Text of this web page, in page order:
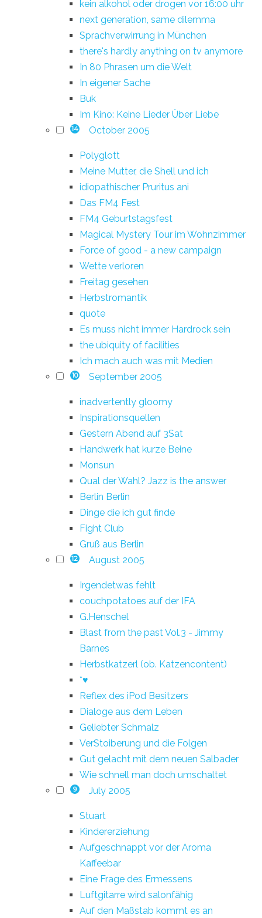
kein alkohol oder drogen vor 16:00 uhr
next generation, same dilemma
Sprachverwirrung in München
there's hardly anything on tv anymore
In 80 Phrasen um die Welt
In eigener Sache
Buk
Im Kino: Keine Lieder Über Liebe
14 October 2005
Polyglott
Meine Mutter, die Shell und ich
idiopathischer Pruritus ani
Das FM4 Fest
FM4 Geburtstagsfest
Magical Mystery Tour im Wohnzimmer
Force of good - a new campaign
Wette verloren
Freitag gesehen
Herbstromantik
quote
Es muss nicht immer Hardrock sein
the ubiquity of facilities
Ich mach auch was mit Medien
10 September 2005
inadvertently gloomy
Inspirationsquellen
Gestern Abend auf 3Sat
Handwerk hat kurze Beine
Monsun
Qual der Wahl? Jazz is the answer
Berlin Berlin
Dinge die ich gut finde
Fight Club
Gruß aus Berlin
12 August 2005
Irgendetwas fehlt
couchpotatoes auf der IFA
G.Henschel
Blast from the past Vol.3 - Jimmy
Barnes
Herbstkatzerl (ob. Katzencontent)
*♥
Reflex des iPod Besitzers
Dialoge aus dem Leben
Geliebter Schmalz
VerStoiberung und die Folgen
Gut gelacht mit dem neuen Salbader
Wie schnell man doch umschaltet
9 July 2005
Stuart
Kindererziehung
Aufgeschnappt vor der Aroma
Kaffeebar
Eine Frage des Ermessens
Luftgitarre wird salonfähig
Auf den Maßstab kommt es an